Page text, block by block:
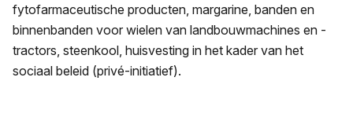
fytofarmaceutische producten, margarine, banden en
binnenbanden voor wielen van landbouwmachines en -
tractors, steenkool, huisvesting in het kader van het
sociaal beleid (privé-initiatief).